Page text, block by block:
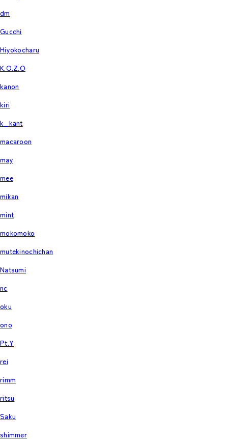
dm
Gucchi
Hiyokocharu
K.O.Z.O
kanon
kiri
k_kant
macaroon
may
mee
mikan
mint
mokomoko
mutekinochichan
Natsumi
nc
oku
ono
Pt.Y
rei
rimm
ritsu
Saku
shimmer